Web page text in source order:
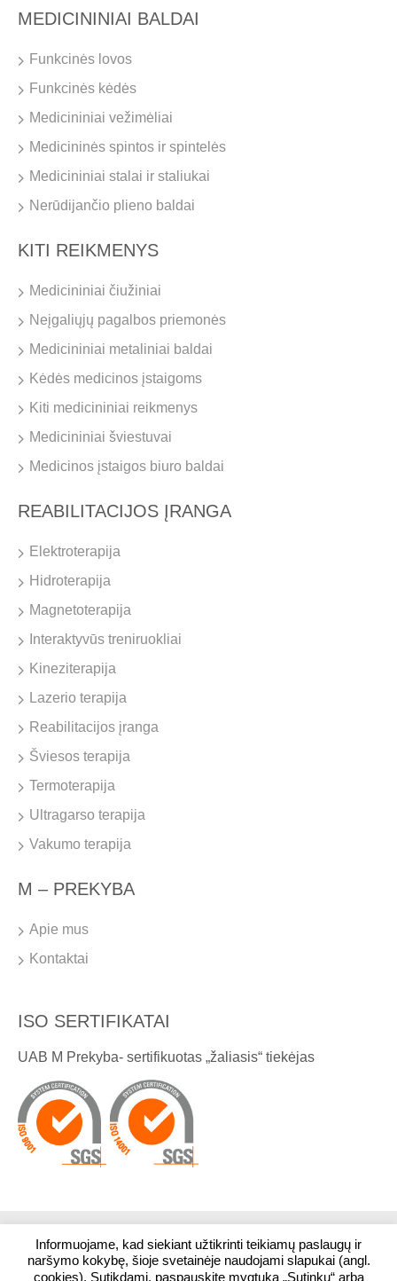
MEDICININIAI BALDAI
Funkcinės lovos
Funkcinės kėdės
Medicininiai vežimėliai
Medicininės spintos ir spintelės
Medicininiai stalai ir staliukai
Nerūdijančio plieno baldai
KITI REIKMENYS
Medicininiai čiužiniai
Neįgaliųjų pagalbos priemonės
Medicininiai metaliniai baldai
Kėdės medicinos įstaigoms
Kiti medicininiai reikmenys
Medicininiai šviestuvai
Medicinos įstaigos biuro baldai
REABILITACIJOS ĮRANGA
Elektroterapija
Hidroterapija
Magnetoterapija
Interaktyvūs treniruokliai
Kineziterapija
Lazerio terapija
Reabilitacijos įranga
Šviesos terapija
Termoterapija
Ultragarso terapija
Vakumo terapija
M – PREKYBA
Apie mus
Kontaktai
ISO SERTIFIKATAI
UAB M Prekyba- sertifikuotas „žaliasis“ tiekėjas
© 2026. Visos teisės saugomos. UAB M Prekyba
Informuojame, kad siekiant užtikrinti teikiamų paslaugų ir
naršymo kokybę, šioje svetainėje naudojami slapukai (angl.
cookies). Sutikdami, paspauskite mygtuką „Sutinku“ arba